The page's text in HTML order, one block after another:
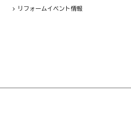
リフォームイベント情報